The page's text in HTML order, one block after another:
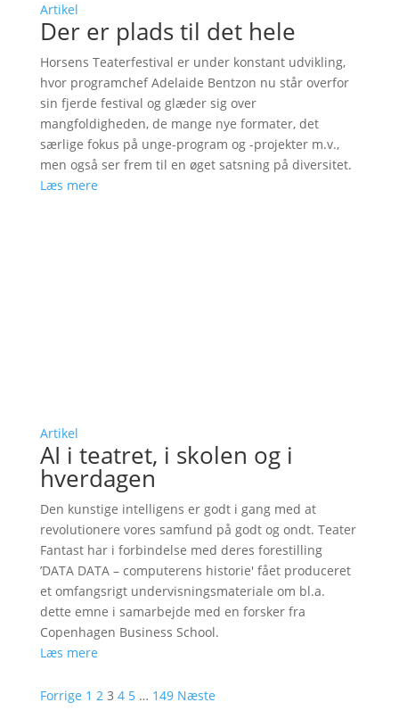
Artikel
Der er plads til det hele
Horsens Teaterfestival er under konstant udvikling,
hvor programchef Adelaide Bentzon nu står overfor
sin fjerde festival og glæder sig over
mangfoldigheden, de mange nye formater, det
særlige fokus på unge-program og -projekter m.v.,
men også ser frem til en øget satsning på diversitet.
Læs mere
Artikel
AI i teatret, i skolen og i
hverdagen
Den kunstige intelligens er godt i gang med at
revolutionere vores samfund på godt og ondt. Teater
Fantast har i forbindelse med deres forestilling
’DATA DATA – computerens historie' fået produceret
et omfangsrigt undervisningsmateriale om bl.a.
dette emne i samarbejde med en forsker fra
Copenhagen Business School.
Læs mere
Forrige 1 2 3 4 5 … 149 Næste